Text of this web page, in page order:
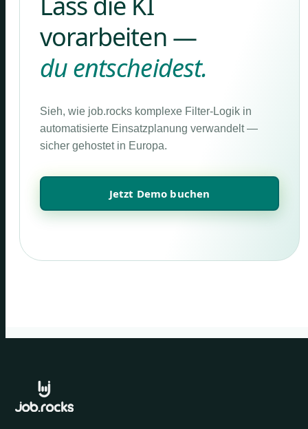
vorarbeiten —
du entscheidest.
Sieh, wie job.rocks komplexe Filter-Logik in
automatisierte Einsatzplanung verwandelt —
sicher gehostet in Europa.
Jetzt Demo buchen